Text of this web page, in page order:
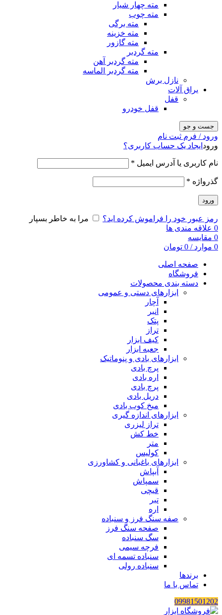
مته چهار شیار
مته چوب
مته برگی
مته خزینه
مته گازور
مته گردبر
مته گردبر آهن
مته گردبر الماسه
نازل برش
یراق آلات
قفل
قفل خودرو
جست و جو
ورود / فرم ثبت نام
ورود ایجاد یک حساب کاربری؟
نام کاربری یا آدرس ایمیل *
گذرواژه *
ورود
رمز عبور خود را فراموش کرده اید؟
مرا به خاطر بسپار
0 علاقه مندی ها
0 مقایسه
0 موارد /
0 تومان
صفحه اصلی
فروشگاه
دسته بندی محصولات
ابزارهای دستی و عمومی
آچار
انبر
پتک
تراز
کیف ابزار
جعبه ابزار
ابزارهای بادی و پنوماتیک
پرچ بادی
اره بادی
پرچ بادی
دریل بادی
میخ کوب بادی
ابزارهای اندازه گیری
تراز لیزری
خط کش
متر
کولیس
ابزارهای باغبانی و کشاورزی
آبپاش
سمپاش
قیچی
تبر
اره
صفه سنگ فرز و سنباده
صفحه سنگ فرز
سگ سنباده
فرچه سیمی
سنباده تسمه ای
سنباده رولی
برندها
تماس با ما
09981501202